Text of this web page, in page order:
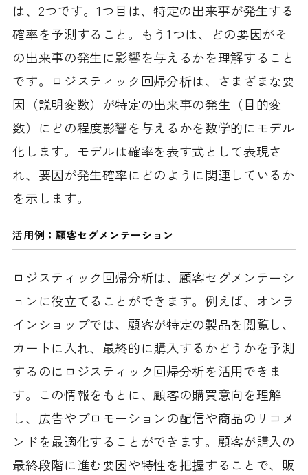
は、2つです。1つ目は、特定の出来事が発生する
確率を予測すること。もう1つは、どの要因がそ
の出来事の発生に影響を与えるかを理解すること
です。ロジスティック回帰分析は、さまざまな要
因（説明変数）が特定の出来事の発生（目的変
数）にどの程度影響を与えるかを数学的にモデル
化します。モデルは確率を表す式として表現さ
れ、要因が発生確率にどのように関連しているか
を示します。
活用例：顧客セグメンテーション
ロジスティック回帰分析は、顧客セグメンテーシ
ョンに役立てることができます。例えば、オンラ
インショップでは、顧客が特定の製品を閲覧し、
カートに入れ、最終的に購入するかどうかを予測
するのにロジスティック回帰分析を活用できま
す。この情報をもとに、顧客の購買意向を理解
し、広告やプロモーションの配信や商品のリコメ
ンドを最適化することができます。顧客が購入の
最終段階に進む要因や特性を把握することで、販